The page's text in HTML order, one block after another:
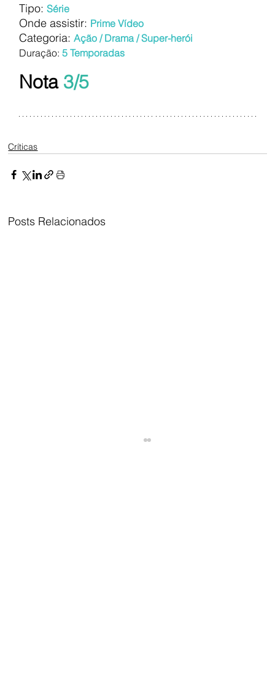
Tipo: Série
Onde assistir: Prime Vídeo
Categoria: Ação / Drama / Super-herói
Duração: 5 Temporadas
Nota 3/5
Críticas
Posts Relacionados